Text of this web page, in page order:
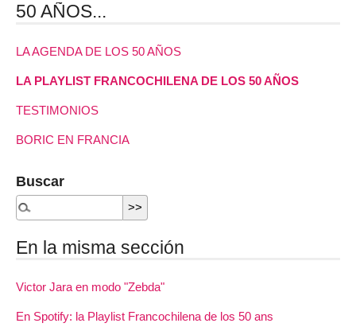
50 AÑOS...
LA AGENDA DE LOS 50 AÑOS
LA PLAYLIST FRANCOCHILENA DE LOS 50 AÑOS
TESTIMONIOS
BORIC EN FRANCIA
Buscar
En la misma sección
Victor Jara en modo "Zebda"
En Spotify: la Playlist Francochilena de los 50 ans